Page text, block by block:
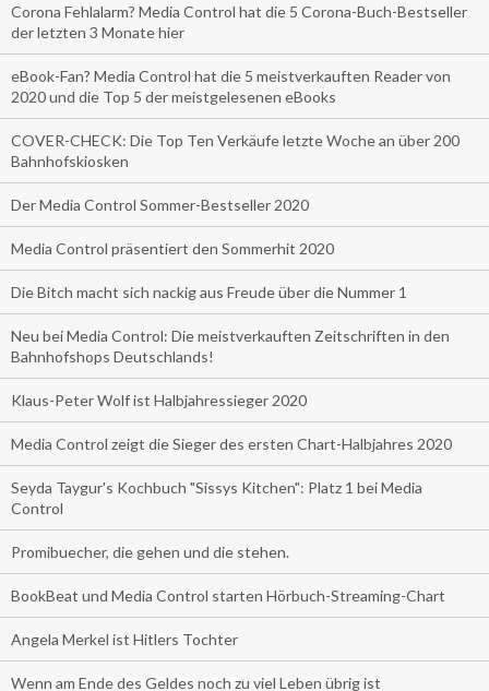
Corona Fehlalarm? Media Control hat die 5 Corona-Buch-Bestseller
der letzten 3 Monate hier
eBook-Fan? Media Control hat die 5 meistverkauften Reader von
2020 und die Top 5 der meistgelesenen eBooks
COVER-CHECK: Die Top Ten Verkäufe letzte Woche an über 200
Bahnhofskiosken
Der Media Control Sommer-Bestseller 2020
Media Control präsentiert den Sommerhit 2020
Die Bitch macht sich nackig aus Freude über die Nummer 1
Neu bei Media Control: Die meistverkauften Zeitschriften in den
Bahnhofshops Deutschlands!
Klaus-Peter Wolf ist Halbjahressieger 2020
Media Control zeigt die Sieger des ersten Chart-Halbjahres 2020
Seyda Taygur's Kochbuch "Sissys Kitchen": Platz 1 bei Media
Control
Promibuecher, die gehen und die stehen.
BookBeat und Media Control starten Hörbuch-Streaming-Chart
Angela Merkel ist Hitlers Tochter
Wenn am Ende des Geldes noch zu viel Leben übrig ist